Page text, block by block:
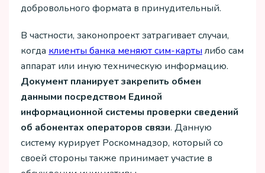
добровольного формата в принудительный.
В частности, законопроект затрагивает случаи,
когда клиенты банка меняют сим-карты либо сам
аппарат или иную техническую информацию.
Документ планирует закрепить обмен
данными посредством Единой
информационной системы проверки сведений
об абонентах операторов связи. Данную
систему курирует Роскомнадзор, который со
своей стороны также принимает участие в